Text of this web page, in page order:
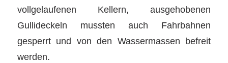
vollgelaufenen Kellern, ausgehobenen
Gullideckeln mussten auch Fahrbahnen
gesperrt und von den Wassermassen befreit
werden.